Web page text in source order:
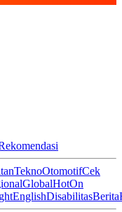
TeknoOtomotifCek
GlobalHotOn
EnglishDisabilitasBerita